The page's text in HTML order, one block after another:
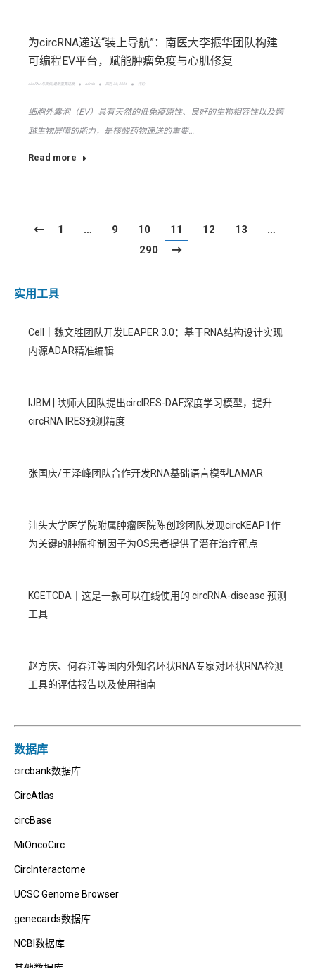
为circRNA递送“装上导航”：南医大李振华团队构建
可编程EV平台，赋能肿瘤免疫与心肌修复
circRNA与疾病 最新重要进展 admin 四月 30, 2026 评论
细胞外囊泡（EV）具有天然的低免疫原性、良好的生物相容性以及跨
越生物屏障的能力，是核酸药物递送的重要…
Read more
1 … 9 10 11 12 13
…
290
实用工具
Cell｜魏文胜团队开发LEAPER 3.0：基于RNA结构设计实现
内源ADAR精准编辑
IJBM | 陕师大团队提出circIRES-DAF深度学习模型，提升
circRNA IRES预测精度
张国庆/王泽峰团队合作开发RNA基础语言模型LAMAR
汕头大学医学院附属肿瘤医院陈创珍团队发现circKEAP1作
为关键的肿瘤抑制因子为OS患者提供了潜在治疗靶点
KGETCDA丨这是一款可以在线使用的 circRNA-disease 预测
工具
赵方庆、何春江等国内外知名环状RNA专家对环状RNA检测
工具的评估报告以及使用指南
数据库
circbank数据库
CircAtlas
circBase
MiOncoCirc
CircInteractome
UCSC Genome Browser
genecards数据库
NCBI数据库